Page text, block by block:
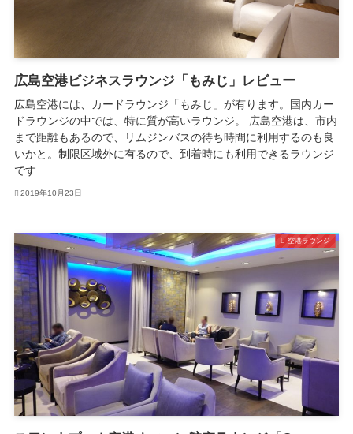
広島空港ビジネスラウンジ「もみじ」レビュー
広島空港には、カードラウンジ「もみじ」が有ります。国内カー
ドラウンジの中では、特に質が高いラウンジ。 広島空港は、市内
まで距離もあるので、リムジンバスの待ち時間に利用するのも良
いかと。制限区域外に有るので、到着時にも利用できるラウンジ
です...
2019年10月23日
空港ラウンジ